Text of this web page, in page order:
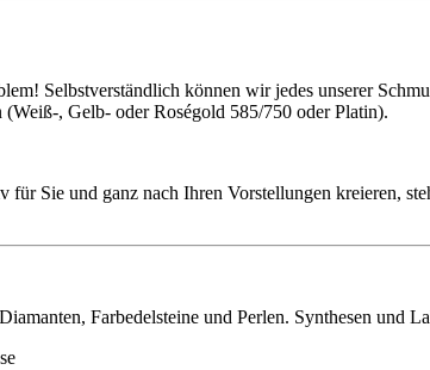
Selbstverständlich können wir jedes unserer
, Gelb- oder Roségold 585/750 oder Platin).
Sie und ganz nach Ihren Vorstellungen kreieren,
Farbedelsteine und Perlen. Synthesen und